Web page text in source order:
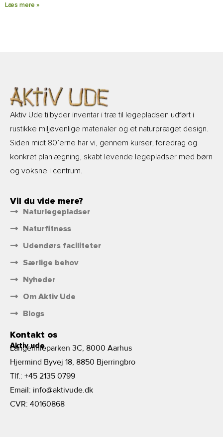
Læs mere »
Aktiv Ude tilbyder inventar i træ til legepladsen udført i
rustikke miljøvenlige materialer og et naturpræget design.
Siden midt 80’erne har vi, gennem kurser, foredrag og
konkret planlægning, skabt levende legepladser med børn
og voksne i centrum.
Vil du vide mere?
Naturlegepladser
Naturfitness
Udendørs faciliteter
Særlige behov
Nyheder
Om Aktiv Ude
Blogs
Kontakt os
Aktiv ude
Langelinieparken 3C, 8000 Aarhus
Hjermind Byvej 18, 8850 Bjerringbro
Tlf.: +45 2135 0799
Email: info@aktivude.dk
CVR: 40160868